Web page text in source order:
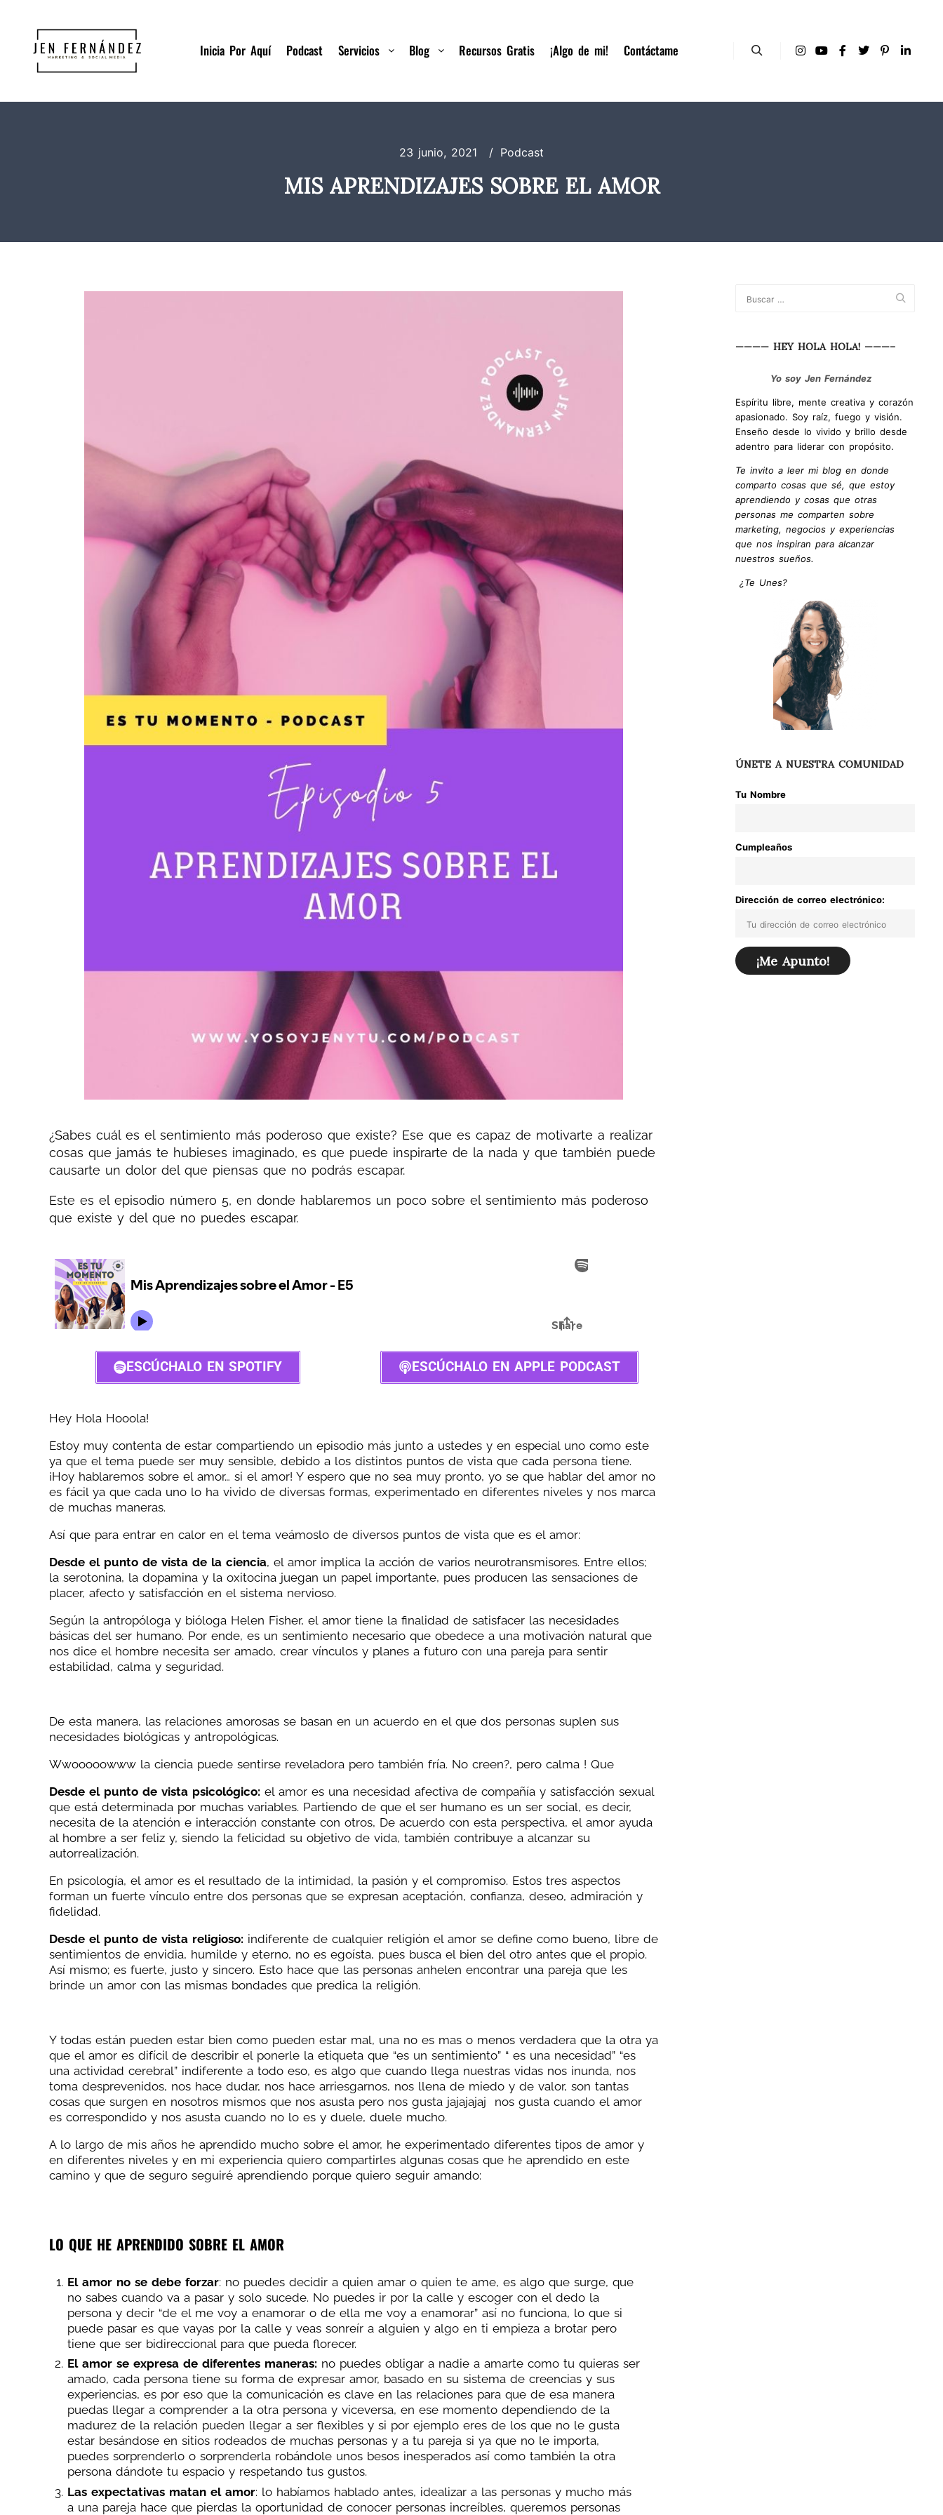
Inicia Por Aquí Podcast Servicios Blog Recursos Gratis ¡Algo de mi! Contáctame
23 junio, 2021 Podcast
MIS APRENDIZAJES SOBRE EL AMOR
¿Sabes cuál es el sentimiento más poderoso que existe? Ese que es capaz de motivarte a realizar
cosas que jamás te hubieses imaginado, es que puede inspirarte de la nada y que también puede
causarte un dolor del que piensas que no podrás escapar.
Este es el episodio número 5, en donde hablaremos un poco sobre el sentimiento más poderoso
que existe y del que no puedes escapar.
ESCÚCHALO EN SPOTIFY ESCÚCHALO EN APPLE PODCAST
Hey Hola Hooola!
Estoy muy contenta de estar compartiendo un episodio más junto a ustedes y en especial uno como este
ya que el tema puede ser muy sensible, debido a los distintos puntos de vista que cada persona tiene.
¡Hoy hablaremos sobre el amor… si el amor! Y espero que no sea muy pronto, yo se que hablar del amor no
es fácil ya que cada uno lo ha vivido de diversas formas, experimentado en diferentes niveles y nos marca
de muchas maneras.
Así que para entrar en calor en el tema veámoslo de diversos puntos de vista que es el amor:
Desde el punto de vista de la ciencia, el amor implica la acción de varios neurotransmisores. Entre ellos;
la serotonina, la dopamina y la oxitocina juegan un papel importante, pues producen las sensaciones de
placer, afecto y satisfacción en el sistema nervioso.
Según la antropóloga y bióloga Helen Fisher, el amor tiene la finalidad de satisfacer las necesidades
básicas del ser humano. Por ende, es un sentimiento necesario que obedece a una motivación natural que
nos dice el hombre necesita ser amado, crear vínculos y planes a futuro con una pareja para sentir
estabilidad, calma y seguridad.
De esta manera, las relaciones amorosas se basan en un acuerdo en el que dos personas suplen sus
necesidades biológicas y antropológicas.
Wwooooowww la ciencia puede sentirse reveladora pero también fría. No creen?, pero calma ! Que
Desde el punto de vista psicológico: el amor es una necesidad afectiva de compañía y satisfacción sexual
que está determinada por muchas variables. Partiendo de que el ser humano es un ser social, es decir,
necesita de la atención e interacción constante con otros, De acuerdo con esta perspectiva, el amor ayuda
al hombre a ser feliz y, siendo la felicidad su objetivo de vida, también contribuye a alcanzar su
autorrealización.
En psicología, el amor es el resultado de la intimidad, la pasión y el compromiso. Estos tres aspectos
forman un fuerte vínculo entre dos personas que se expresan aceptación, confianza, deseo, admiración y
fidelidad.
Desde el punto de vista religioso: indiferente de cualquier religión el amor se define como bueno, libre de
sentimientos de envidia, humilde y eterno, no es egoísta, pues busca el bien del otro antes que el propio.
Así mismo; es fuerte, justo y sincero. Esto hace que las personas anhelen encontrar una pareja que les
brinde un amor con las mismas bondades que predica la religión.
Y todas están pueden estar bien como pueden estar mal, una no es mas o menos verdadera que la otra ya
que el amor es difícil de describir el ponerle la etiqueta que “es un sentimiento” “ es una necesidad” “es
una actividad cerebral” indiferente a todo eso, es algo que cuando llega nuestras vidas nos inunda, nos
toma desprevenidos, nos hace dudar, nos hace arriesgarnos, nos llena de miedo y de valor, son tantas
cosas que surgen en nosotros mismos que nos asusta pero nos gusta jajajajaj nos gusta cuando el amor
es correspondido y nos asusta cuando no lo es y duele, duele mucho.
A lo largo de mis años he aprendido mucho sobre el amor, he experimentado diferentes tipos de amor y
en diferentes niveles y en mi experiencia quiero compartirles algunas cosas que he aprendido en este
camino y que de seguro seguiré aprendiendo porque quiero seguir amando:
LO QUE HE APRENDIDO SOBRE EL AMOR
El amor no se debe forzar: no puedes decidir a quien amar o quien te ame, es algo que surge, que
no sabes cuando va a pasar y solo sucede. No puedes ir por la calle y escoger con el dedo la
persona y decir “de el me voy a enamorar o de ella me voy a enamorar” así no funciona, lo que si
puede pasar es que vayas por la calle y veas sonreír a alguien y algo en ti empieza a brotar pero
tiene que ser bidireccional para que pueda florecer.
El amor se expresa de diferentes maneras: no puedes obligar a nadie a amarte como tu quieras ser
amado, cada persona tiene su forma de expresar amor, basado en su sistema de creencias y sus
experiencias, es por eso que la comunicación es clave en las relaciones para que de esa manera
puedas llegar a comprender a la otra persona y viceversa, en ese momento dependiendo de la
madurez de la relación pueden llegar a ser flexibles y si por ejemplo eres de los que no le gusta
estar besándose en sitios rodeados de muchas personas y a tu pareja si ya que no le importa,
puedes sorprenderlo o sorprenderla robándole unos besos inesperados así como también la otra
persona dándote tu espacio y respetando tus gustos.
Las expectativas matan el amor: lo habíamos hablado antes, idealizar a las personas y mucho más
a una pareja hace que pierdas la oportunidad de conocer personas increíbles, queremos personas
———— HEY HOLA HOLA! ———–
Yo soy Jen Fernández
Espíritu libre, mente creativa y corazón
apasionado. Soy raíz, fuego y visión.
Enseño desde lo vivido y brillo desde
adentro para liderar con propósito.
Te invito a leer mi blog en donde
comparto cosas que sé, que estoy
aprendiendo y cosas que otras
personas me comparten sobre
marketing, negocios y experiencias
que nos inspiran para alcanzar
nuestros sueños.
¿Te Unes?
ÚNETE A NUESTRA COMUNIDAD
Tu Nombre
Cumpleaños
Dirección de correo electrónico: